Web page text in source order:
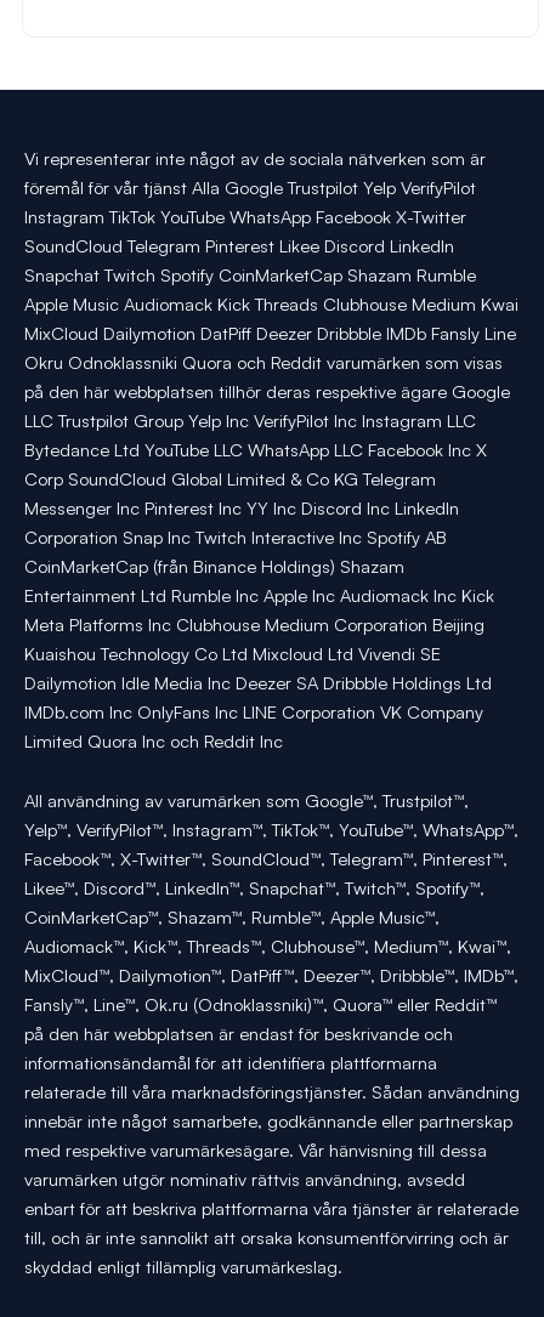
Vi representerar inte något av de sociala nätverken som är
föremål för vår tjänst Alla Google Trustpilot Yelp VerifyPilot
Instagram TikTok YouTube WhatsApp Facebook X-Twitter
SoundCloud Telegram Pinterest Likee Discord LinkedIn
Snapchat Twitch Spotify CoinMarketCap Shazam Rumble
Apple Music Audiomack Kick Threads Clubhouse Medium Kwai
MixCloud Dailymotion DatPiff Deezer Dribbble IMDb Fansly Line
Okru Odnoklassniki Quora och Reddit varumärken som visas
på den här webbplatsen tillhör deras respektive ägare Google
LLC Trustpilot Group Yelp Inc VerifyPilot Inc Instagram LLC
Bytedance Ltd YouTube LLC WhatsApp LLC Facebook Inc X
Corp SoundCloud Global Limited & Co KG Telegram
Messenger Inc Pinterest Inc YY Inc Discord Inc LinkedIn
Corporation Snap Inc Twitch Interactive Inc Spotify AB
CoinMarketCap (från Binance Holdings) Shazam
Entertainment Ltd Rumble Inc Apple Inc Audiomack Inc Kick
Meta Platforms Inc Clubhouse Medium Corporation Beijing
Kuaishou Technology Co Ltd Mixcloud Ltd Vivendi SE
Dailymotion Idle Media Inc Deezer SA Dribbble Holdings Ltd
IMDb.com Inc OnlyFans Inc LINE Corporation VK Company
Limited Quora Inc och Reddit Inc
All användning av varumärken som Google™, Trustpilot™,
Yelp™, VerifyPilot™, Instagram™, TikTok™, YouTube™, WhatsApp™,
Facebook™, X-Twitter™, SoundCloud™, Telegram™, Pinterest™,
Likee™, Discord™, LinkedIn™, Snapchat™, Twitch™, Spotify™,
CoinMarketCap™, Shazam™, Rumble™, Apple Music™,
Audiomack™, Kick™, Threads™, Clubhouse™, Medium™, Kwai™,
MixCloud™, Dailymotion™, DatPiff™, Deezer™, Dribbble™, IMDb™,
Fansly™, Line™, Ok.ru (Odnoklassniki)™, Quora™ eller Reddit™
på den här webbplatsen är endast för beskrivande och
informationsändamål för att identifiera plattformarna
relaterade till våra marknadsföringstjänster. Sådan användning
innebär inte något samarbete, godkännande eller partnerskap
med respektive varumärkesägare. Vår hänvisning till dessa
varumärken utgör nominativ rättvis användning, avsedd
enbart för att beskriva plattformarna våra tjänster är relaterade
till, och är inte sannolikt att orsaka konsumentförvirring och är
skyddad enligt tillämplig varumärkeslag.